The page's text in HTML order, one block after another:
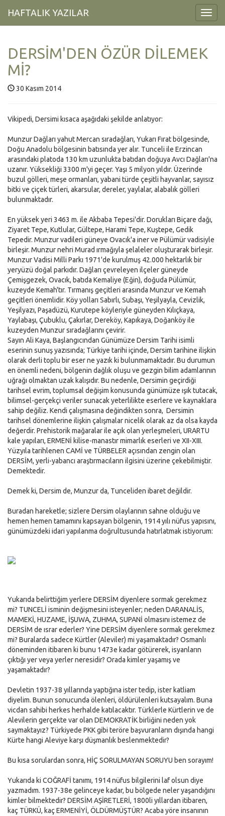
HAFTALIK YAZILAR
DERSİM'DEN ÖZÜR DİLEMEK
Mİ?
30 Kasım 2014
Vikipedi, Dersimi kısaca aşağıdaki şekilde anlatıyor:
Munzur Dağları yahut Mercan sıradağları, Yukarı Fırat bölgesinde,
Doğu Anadolu bölgesinin batısında yer alır. Tunceli ile Erzincan
arasındaki platoda 130 km uzunlukta batıdan doğuya Avcı Dağları'na
uzanır. Yüksekliği 3300 m'yi geçer. Yaşı 5 milyon yıldır. Üzerinde
buzul gölleri, meşe ormanları, yabani türde çeşitli hayvanlar, sayısız
bitki ve çiçek türleri, akarsular, dereler, yaylalar, alabalık gölleri
bulunmaktadır.
En yüksek yeri 3463 m. ile Akbaba Tepesi'dir. Dorukları Biçare dağı,
Ziyaret Tepe, Kutlular, Gültepe, Harami Tepe, Kuştepe, Gedik
Tepedir. Munzur vadileri güneye Ovacık'a iner ve Pülümür vadisiyle
birleşir. Munzur nehri Murad ırmağıyla şelaleler oluşturarak birleşir.
Munzur Vadisi Milli Parkı 1971'de kurulmuş 42.000 hektarlık bir
yeryüzü doğal parkıdır. Dağları çevreleyen ilçeler güneyde
Çemişgezek, Ovacık, batıda Kemaliye (Eğin), doğuda Pülümür,
kuzeyde Kemah'tır. Tırmanış geçitleri arasında Munzur ve Kemah
geçitleri önemlidir. Köy yolları Sabırlı, Subaşı, Yeşilyayla, Cevizlik,
Yeşilyazı, Paşadüzü, Kurutepe köyleriyle güneyden Kılıçkaya,
Yaylabaşı, Çubuklu, Çakırlar, Dereköy, Kapıkaya, Doğanköy ile
kuzeyden Munzur sıradağlarını çevirir.
Sayın Ali Kaya, Başlangıcından Günümüze Dersim Tarihi isimli
eserinin sunuş yazısında; Türkiye tarihi içinde, Dersim tarihine ilişkin
olarak derli toplu bir eser ne yazık ki bulunmamaktadır. Bu durumun
en önemli nedeni, bölgenin dağlık oluşu ve gezgin bilim adamlarının
uğrağı olmaktan uzak kalışıdır. Bu nedenle, Dersimin geçirdiği
tarihsel evrim, toplumsal değişim konusunda günümüze ışık tutacak,
bilimsel-gerçekçi veriler sunacak yeterlilikte eserlere ve kaynaklara
sahip değiliz. Kendi çalışmasına değindikten sonra,  Dersimin
tarihsel dönemlerine ilişkin çalışmalar nicelik olarak az da olsa kayda
değerdir. Prehistorik mağaralar ile açık olan yerleşmeleri, URARTU
kale yapıları, ERMENİ kilise-manastır mimarlık eserleri ve XII-XIII.
Yüzyıla tarihlenen CAMİ ve TÜRBELER açısından zengin olan
DERSİM, yerli-yabancı araştırmacıların ilgisini üzerine çekebilmiştir.
Demektedir.
Demek ki, Dersim de, Munzur da, Tunceliden ibaret değildir.
Buradan hareketle; sizlere Dersim olaylarının sahne olduğu ve
hemen hemen tamamını kapsayan bölgenin, 1914 yılı nüfus yapısını,
günümüzdeki idari yapılanma doğrultusunda hatırlatmak istiyorum:
Yukarıda belirttiğim yerlere DERSİM diyenlere sormak gerekmez
mi? TUNCELİ isminin değişmesini isteyenler; neden DARANALİS,
MAMEKİ, HUZAME, İŞUWA, ZUHMA, SUPANİ olmasını istemez de
DERSİM de ısrar ederler? Yine DERSİM diyenlere sormak gerekmez
mi? Buralarda sadece Kürtler (Aleviler) mi yaşamaktadır? Osmanlı
döneminden itibaren ki bunu 1473e kadar götürerek, isyanların
çıktığı yer veya yerler neresidir? Orada kimler yaşamış ve
yaşamaktadır?
Devletin 1937-38 yıllarında yaptığına ister tedip, ister katliam
diyelim. Bunun sonucunda ölenleri, öldürülenleri kutsayalım. Buna
vicdan sahibi herkes herhalde katılacaktır. Türklerle Kürtlerin ve de
Alevilerin gerçekte var olan DEMOKRATİK birliğini neden yok
saymaktayız? Türkiyede PKK gibi teröre başvuranların dışında hangi
Kürte hangi Aleviye karşı düşmanlık beslenmektedir?
Bu kısa sorulardan sonra, HİÇ SORULMAYAN SORUYU ben sorayım!
Yukarıda ki COĞRAFİ tanımı, 1914 nüfus bilgilerini laf olsun diye
yazmadım. 1937-38e gelinceye kadar, bu bölgede neler yaşandığını
kimler bilmektedir? DERSİM AŞİRETLERİ, 1800li yıllardan itibaren,
kaç TÜRKÜ, kaç ERMENİYİ, ÖLDÜRMÜŞTÜR? Acaba yöre insanının